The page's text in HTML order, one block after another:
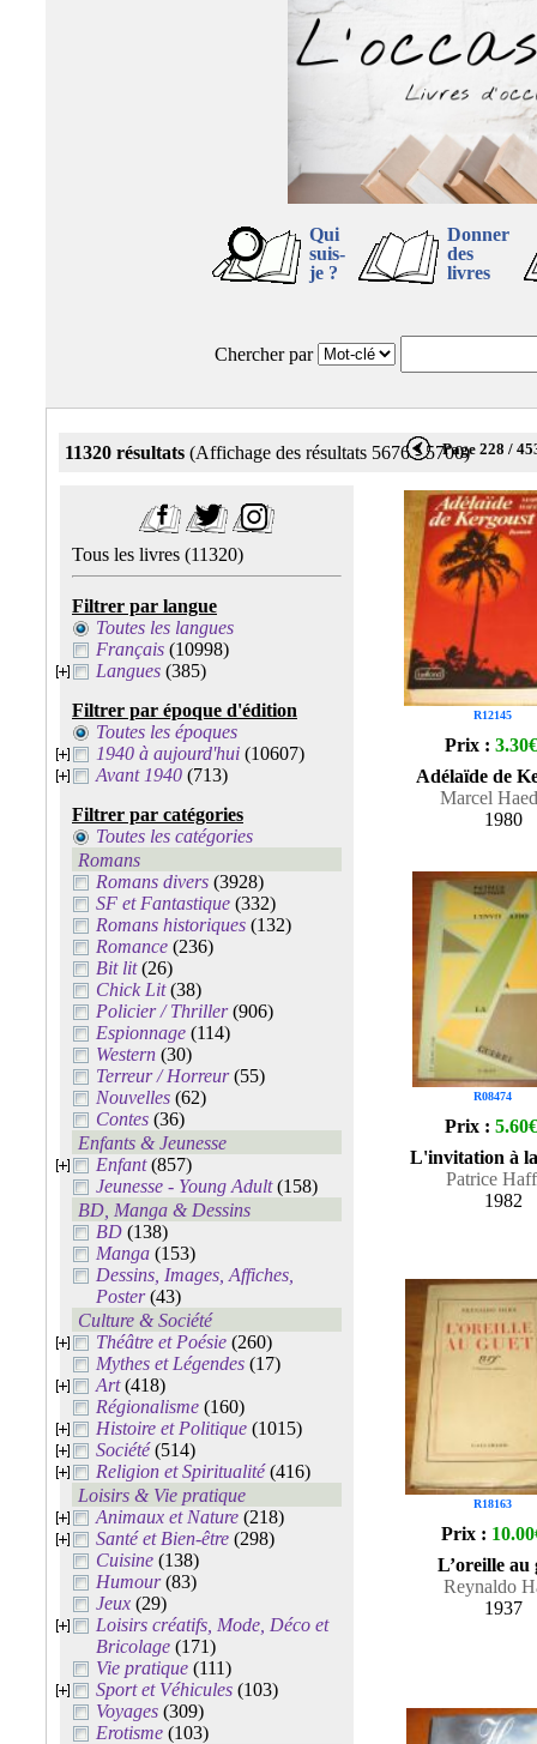
Qui
suis-
je ?
Donner
des
livres
Chercher par
11320 résultats (Affichage des résultats 5676 - 5700)Page 228 /
Tous les livres (11320)
Filtrer par langue
Toutes les langues
Français (10998)
Langues (385)
Filtrer par époque d'édition
Toutes les époques
1940 à aujourd'hui (10607)
Avant 1940 (713)
Filtrer par catégories
Toutes les catégories
Romans
Romans divers (3928)
SF et Fantastique (332)
Romans historiques (132)
Romance (236)
Bit lit(26)
Chick Lit(38)
Policier / Thriller(906)
Espionnage (114)
Western (30)
Terreur / Horreur(55)
Nouvelles (62)
Contes (36)
Enfants & Jeunesse
Enfant(857)
Jeunesse - Young Adult(158)
BD, Manga & Dessins
BD (138)
Manga (153)
Dessins, Images, Affiches,
Poster(43)
Culture & Société
Théâtre et Poésie (260)
Mythes et Légendes (17)
Art(418)
Régionalisme (160)
Histoire et Politique (1015)
Société(514)
Religion et Spiritualité(416)
Loisirs & Vie pratique
Animaux et Nature (218)
Santé et Bien-être (298)
Cuisine (138)
Humour(83)
Jeux (29)
Loisirs créatifs, Mode, Déco et
Bricolage (171)
Vie pratique (111)
Sport et Véhicules (103)
Voyages (309)
Erotisme (103)
R12145
Prix : 3.30€
Adélaïde de
Marcel
1980
R08474
Prix : 5.60€
L'invitation à
Patrice
1982
R18163
Prix :
L’oreille au
Reynaldo
1937